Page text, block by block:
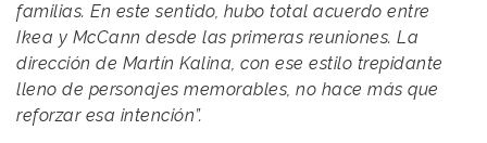
familias. En este sentido, hubo total acuerdo entre
Ikea y McCann desde las primeras reuniones. La
dirección de Martín Kalina, con ese estilo trepidante
lleno de personajes memorables, no hace más que
reforzar esa intención”.